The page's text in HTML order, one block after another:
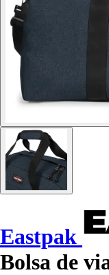
Eastpak
Bolsa de